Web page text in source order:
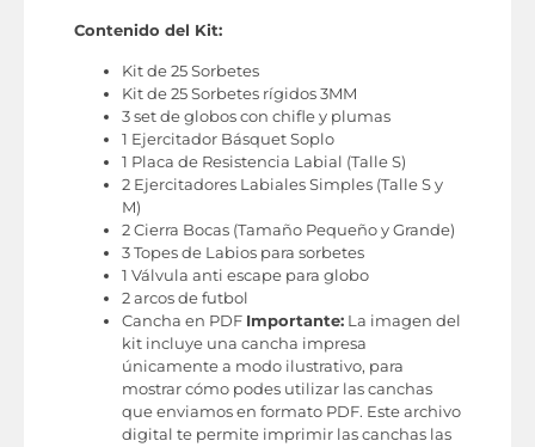
Contenido del Kit:
Kit de 25 Sorbetes
Kit de 25 Sorbetes rígidos 3MM
3 set de globos con chifle y plumas
1 Ejercitador Básquet Soplo
1 Placa de Resistencia Labial (Talle S)
2 Ejercitadores Labiales Simples (Talle S y
M)
2 Cierra Bocas (Tamaño Pequeño y Grande)
3 Topes de Labios para sorbetes
1 Válvula anti escape para globo
2 arcos de futbol
Cancha en PDF Importante: La imagen del
kit incluye una cancha impresa
únicamente a modo ilustrativo, para
mostrar cómo podes utilizar las canchas
que enviamos en formato PDF. Este archivo
digital te permite imprimir las canchas las